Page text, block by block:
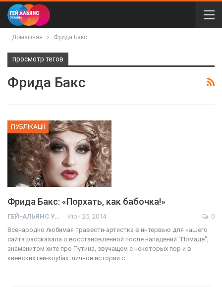
Домашняя Фрида Бакс
просмотр тегов
Фрида Бакс
ПУБЛІКАЦІЇ
Фрида Бакс: «Порхать, как бабочка!»
ГЕЙ-АЛЬЯНС УКРАИНА Июн 25, 2014
0
Всенародно любимая травести-артистка в интервью для нашего
сайта рассказала о восстановленной после нападений "Помаде",
знаменитом хите про Путина, звучащем с некоторых пор и в
киевских гей-клубах, личной истории с…